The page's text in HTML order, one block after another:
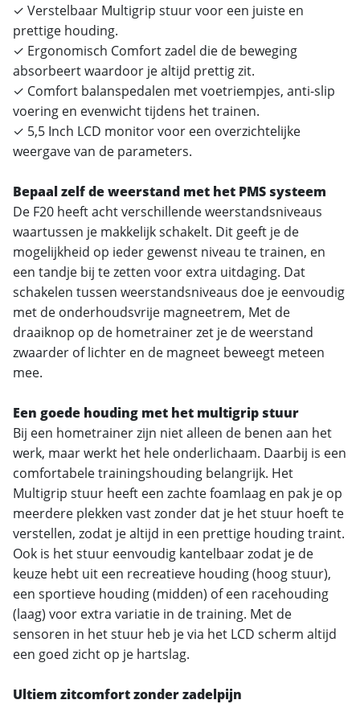
✓ Verstelbaar Multigrip stuur voor een juiste en
prettige houding.
✓ Ergonomisch Comfort zadel die de beweging
absorbeert waardoor je altijd prettig zit.
✓ Comfort balanspedalen met voetriempjes, anti-slip
voering en evenwicht tijdens het trainen.
✓ 5,5 Inch LCD monitor voor een overzichtelijke
weergave van de parameters.
Bepaal zelf de weerstand met het PMS systeem
De F20 heeft acht verschillende weerstandsniveaus
waartussen je makkelijk schakelt. Dit geeft je de
mogelijkheid op ieder gewenst niveau te trainen, en
een tandje bij te zetten voor extra uitdaging. Dat
schakelen tussen weerstandsniveaus doe je eenvoudig
met de onderhoudsvrije magneetrem, Met de
draaiknop op de hometrainer zet je de weerstand
zwaarder of lichter en de magneet beweegt meteen
mee.
Een goede houding met het multigrip stuur
Bij een hometrainer zijn niet alleen de benen aan het
werk, maar werkt het hele onderlichaam. Daarbij is een
comfortabele trainingshouding belangrijk. Het
Multigrip stuur heeft een zachte foamlaag en pak je op
meerdere plekken vast zonder dat je het stuur hoeft te
verstellen, zodat je altijd in een prettige houding traint.
Ook is het stuur eenvoudig kantelbaar zodat je de
keuze hebt uit een recreatieve houding (hoog stuur),
een sportieve houding (midden) of een racehouding
(laag) voor extra variatie in de training. Met de
sensoren in het stuur heb je via het LCD scherm altijd
een goed zicht op je hartslag.
Ultiem zitcomfort zonder zadelpijn